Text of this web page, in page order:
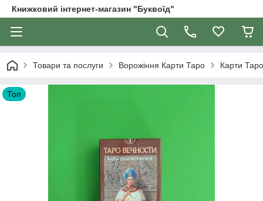
Книжковий інтернет-магазин "Буквоїд"
Товари та послуги Ворожіння Карти Таро Карти
Топ